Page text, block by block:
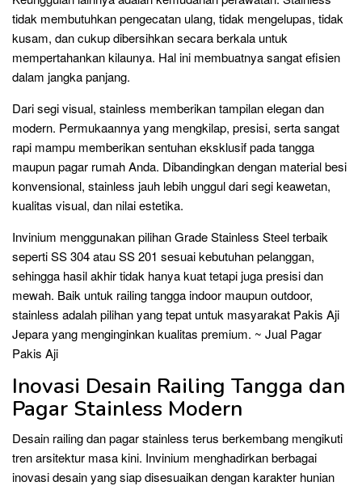
tidak membutuhkan pengecatan ulang, tidak mengelupas, tidak
kusam, dan cukup dibersihkan secara berkala untuk
mempertahankan kilaunya. Hal ini membuatnya sangat efisien
dalam jangka panjang.
Dari segi visual, stainless memberikan tampilan elegan dan
modern. Permukaannya yang mengkilap, presisi, serta sangat
rapi mampu memberikan sentuhan eksklusif pada tangga
maupun pagar rumah Anda. Dibandingkan dengan material besi
konvensional, stainless jauh lebih unggul dari segi keawetan,
kualitas visual, dan nilai estetika.
Invinium menggunakan pilihan Grade Stainless Steel terbaik
seperti SS 304 atau SS 201 sesuai kebutuhan pelanggan,
sehingga hasil akhir tidak hanya kuat tetapi juga presisi dan
mewah. Baik untuk railing tangga indoor maupun outdoor,
stainless adalah pilihan yang tepat untuk masyarakat Pakis Aji
Jepara yang menginginkan kualitas premium. ~ Jual Pagar
Pakis Aji
Inovasi Desain Railing Tangga dan
Pagar Stainless Modern
Desain railing dan pagar stainless terus berkembang mengikuti
tren arsitektur masa kini. Invinium menghadirkan berbagai
inovasi desain yang siap disesuaikan dengan karakter hunian